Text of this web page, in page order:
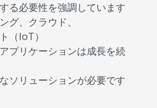
る必要性を強調しています
グ、クラウド、
（IoT）
プリケーションは成長を続
ソリューションが必要です